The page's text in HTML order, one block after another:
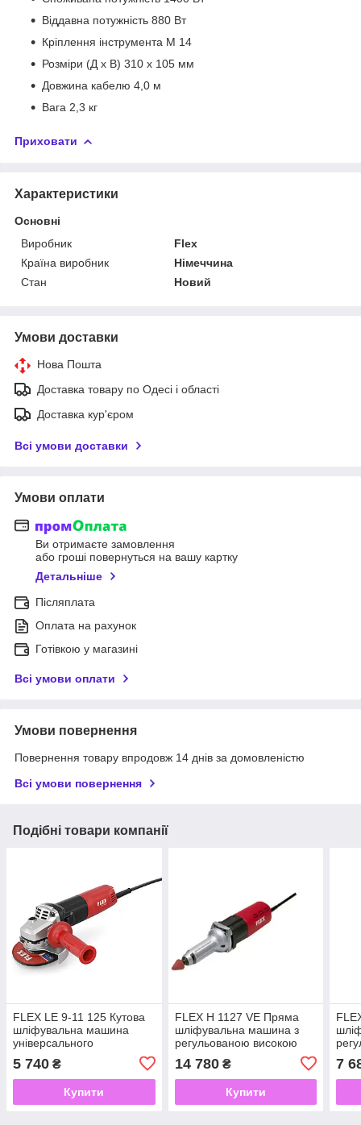
Віддавна потужність 880 Вт
Кріплення інструмента M 14
Розміри (Д x В) 310 x 105 мм
Довжина кабелю 4,0 м
Вага 2,3 кг
Приховати
Характеристики
Основні
Виробник
Flex
Країна виробник
Німеччина
Стан
Новий
Умови доставки
Нова Пошта
Доставка товару по Одесі і області
Доставка кур'єром
Всі умови доставки
Умови оплати
Ви отримаєте замовлення
або гроші повернуться на вашу картку
Детальніше
Післяплата
Оплата на рахунок
Готівкою у магазині
Всі умови оплати
Умови повернення
Повернення товару впродовж 14 днів за домовленістю
Всі умови повернення
Подібні товари компанії
FLEX LE 9-11 125 Кутова
шліфувальна машина
універсального
використання потужністю
900 Вт, 125 мм
5 740 ₴
Купити
FLEX H 1127 VE Пряма
шліфувальна машина з
регульованою високою
потужністю 710 Вт
14 780₴
Купити
7